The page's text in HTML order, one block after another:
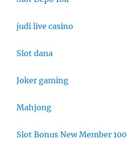
judi live casino
Slot dana
Joker gaming
Mahjong
Slot Bonus New Member 100